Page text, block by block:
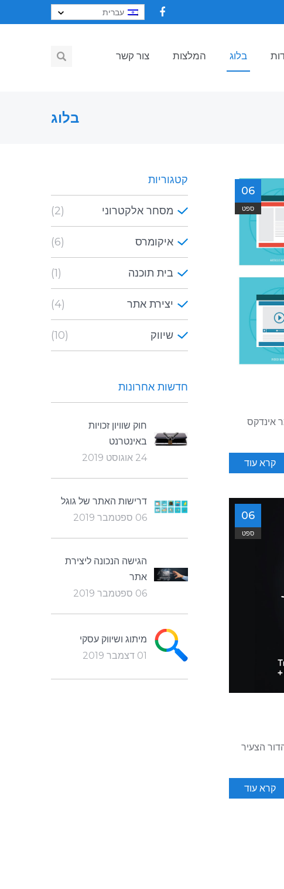
עברית
בלוג המלצות צור קשר
בלוג
06
ספט
אינדקס
קרא עוד
06
ספט
הצעיר
קרא עוד
קטגוריות
מסחר אלקטרוני (2)
איקומרס (6)
בית תוכנה (1)
יצירת אתר (4)
שיווק (10)
חדשות אחרונות
חוק שוויון זכויות
באינטרנט
24 אוגוסט 2019
דרישות האתר של גוגל
06 ספטמבר 2019
הגישה הנכונה ליצירת
אתר
06 ספטמבר 2019
מיתוג ושיווק עסקי
01 דצמבר 2019